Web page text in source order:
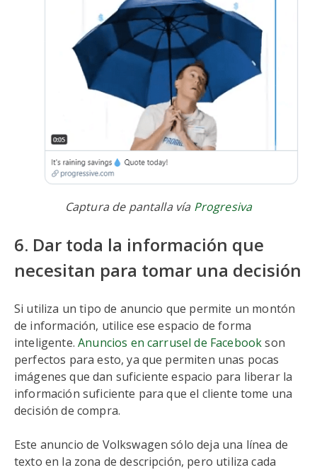
Captura de pantalla vía Progresiva
6. Dar toda la información que
necesitan para tomar una decisión
Si utiliza un tipo de anuncio que permite un montón
de información, utilice ese espacio de forma
inteligente.Anuncios en carrusel de Facebookson
perfectos para esto, ya que permiten unas pocas
imágenes que dan suficiente espacio para liberar la
información suficiente para que el cliente tome una
decisión de compra.
Este anuncio de Volkswagen sólo deja una línea de
texto en la zona de descripción, pero utiliza cada